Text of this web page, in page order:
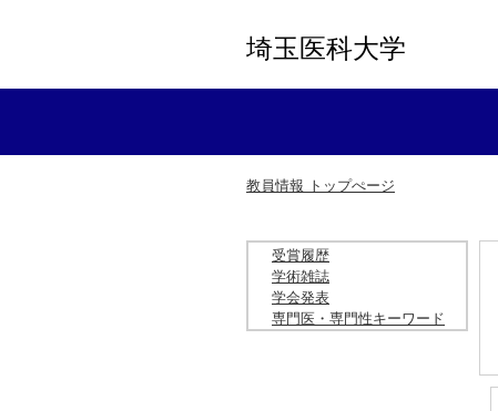
埼玉医科大学
教員情報 トップぺージ
受賞履歴
学術雑誌
学会発表
専門医・専門性キーワード